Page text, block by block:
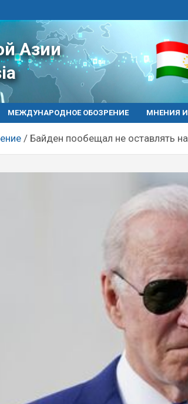
Азии
МЕЖДУНАРОДНОЕ ОБОЗРЕНИЕ МНЕНИЯ
Байден пообещал не оставлять